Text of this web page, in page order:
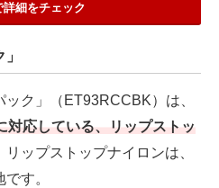
詳細をチェック
ク」（ET93RCCBK）は、
対応している、リップストッ
リップストップナイロンは、
す。